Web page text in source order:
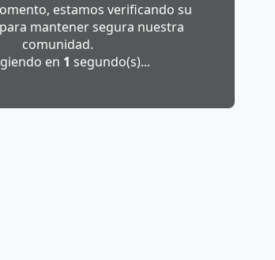
estamos verificando su
mantener segura nuestra
comunidad.
en 1 segundo(s)...